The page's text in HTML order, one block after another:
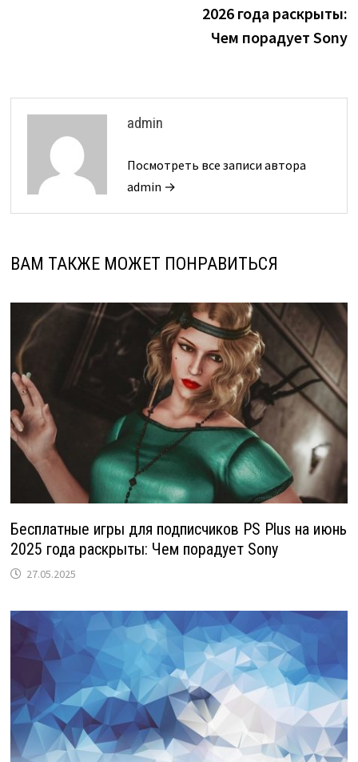
2026 года раскрыты:
Чем порадует Sony
admin
Посмотреть все записи автора
admin →
ВАМ ТАКЖЕ МОЖЕТ ПОНРАВИТЬСЯ
Бесплатные игры для подписчиков PS Plus на июнь
2025 года раскрыты: Чем порадует Sony
27.05.2025